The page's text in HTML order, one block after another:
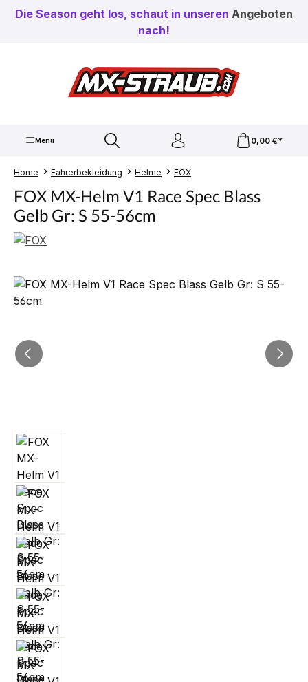
Zum Hauptinhalt springen
Die Season geht los, schaut in unseren Angeboten
nach!
Menü 0,00 €*
Home Fahrerbekleidung Helme FOX
FOX MX-Helm V1 Race Spec Blass
Gelb Gr: S 55-56cm
Bildergalerie überspringen